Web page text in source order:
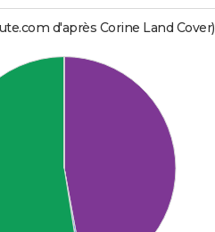
d'après Corine Land Cover)